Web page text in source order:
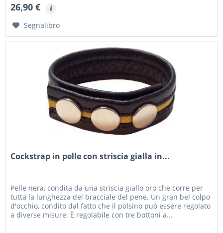
26,90 €
Segnalibro
Cockstrap in pelle con striscia gialla in...
Pelle nera, condita da una striscia giallo oro che corre per
tutta la lunghezza del bracciale del pene. Un gran bel colpo
d'occhio, condito dal fatto che il polsino può essere regolato
a diverse misure. È regolabile con tre bottoni a...